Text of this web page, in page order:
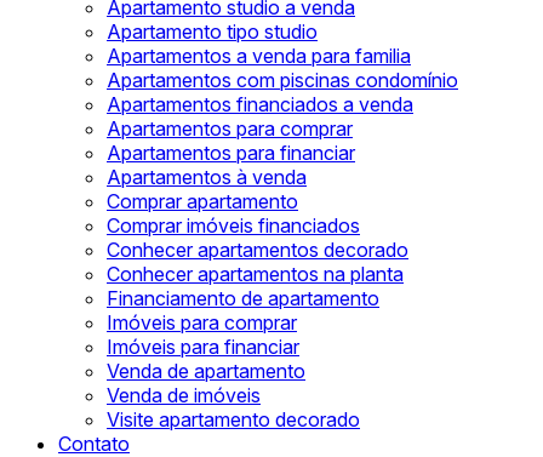
Apartamento studio a venda
Apartamento tipo studio
Apartamentos a venda para familia
Apartamentos com piscinas condomínio
Apartamentos financiados a venda
Apartamentos para comprar
Apartamentos para financiar
Apartamentos à venda
Comprar apartamento
Comprar imóveis financiados
Conhecer apartamentos decorado
Conhecer apartamentos na planta
Financiamento de apartamento
Imóveis para comprar
Imóveis para financiar
Venda de apartamento
Venda de imóveis
Visite apartamento decorado
Contato